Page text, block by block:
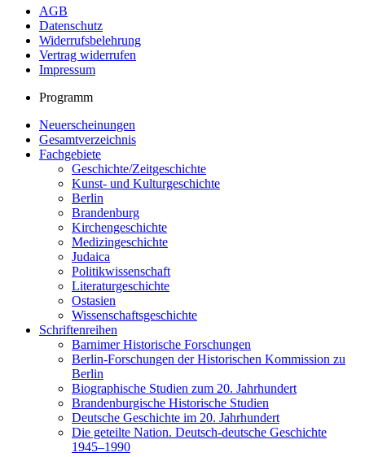
AGB
Datenschutz
Widerrufsbelehrung
Vertrag widerrufen
Impressum
Programm
Neuerscheinungen
Gesamtverzeichnis
Fachgebiete
Geschichte/Zeitgeschichte
Kunst- und Kulturgeschichte
Berlin
Brandenburg
Kirchengeschichte
Medizingeschichte
Judaica
Politikwissenschaft
Literaturgeschichte
Ostasien
Wissenschaftsgeschichte
Schriftenreihen
Barnimer Historische Forschungen
Berlin-Forschungen der Historischen Kommission zu
Berlin
Biographische Studien zum 20. Jahrhundert
Brandenburgische Historische Studien
Deutsche Geschichte im 20. Jahrhundert
Die geteilte Nation. Deutsch-deutsche Geschichte
1945–1990